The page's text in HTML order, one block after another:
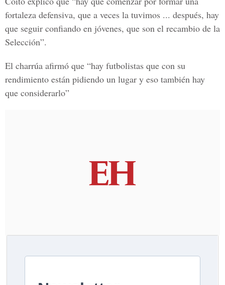
fortaleza defensiva, que a veces la tuvimos ... después, hay
que seguir confiando en jóvenes, que son el recambio de la
Selección”.
El charrúa afirmó que “hay futbolistas que con su
rendimiento están pidiendo un lugar y eso también hay
que considerarlo”